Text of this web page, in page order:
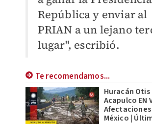
República y enviar al
PRIAN a un lejano
lugar", escribió.
Te recomendamos...
Huracán
Acapulco EN
México |